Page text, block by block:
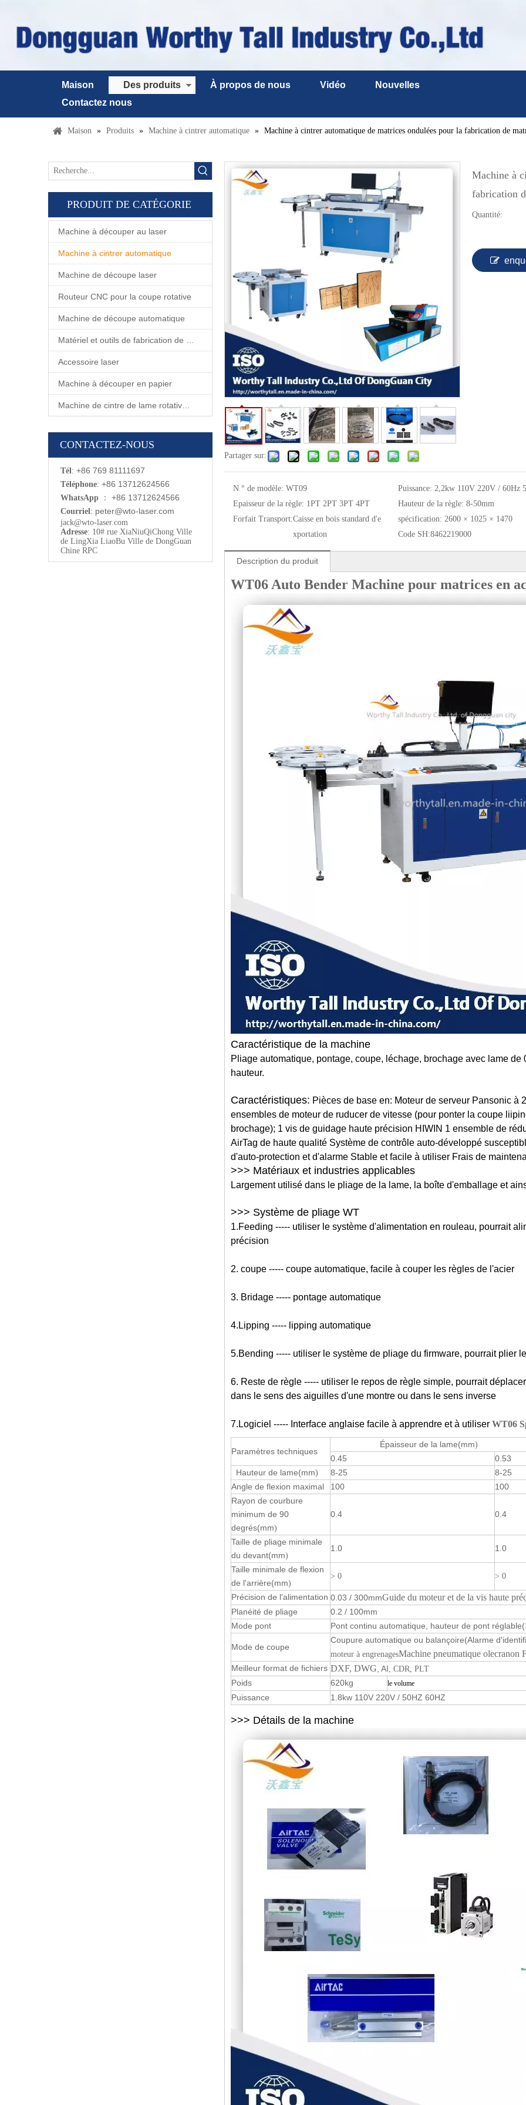
Maison Des produits À propos de nous Vidéo
Nouvelles
Contactez nous
Maison » Produits » Machine à cintrer automatique » Machine à cintrer automatique de matrices ondulées pour la fabrication de
PRODUIT DE CATÉGORIE
Machine à découper au laser
Machine à cintrer automatique
Machine de découpe laser
Routeur CNC pour la coupe rotative
Machine de découpe automatique
Accessoire laser
Machine à découper en papier
CONTACTEZ-NOUS
Tél: +86 769 81111697
Téléphone: +86 13712624566
WhatsApp ： +86 13712624566
Courriel: peter@wto-laser.com
jack@wto-laser.com
Adresse: 10# rue XiaNiuQiChong Ville
de LingXia LiaoBu Ville de DongGuan
Chine RPC
Partager sur:
Machine à
fabrication
Quantité:
N ° de modèle: WT09 Puissance: 2,2kw 110V 220V / 60Hz
Epaisseur de la règle: 1PT 2PT 3PT 4PT Hauteur de la règle: 8-50mm
Forfait Transport:Caisse en bois standard d'e
xportation
spécification: 2600 × 1025 × 1470
Code SH:8462219000
Description du produit
WT06 Auto Bender Machine pour matrices en
Caractéristique de la machine
Pliage automatique, pontage, coupe, léchage, brochage avec lame
hauteur.
Caractéristiques: Pièces de base en: Moteur de serveur Pansonic à
ensembles de moteur de ruducer de vitesse (pour ponter la coupe
brochage); 1 vis de guidage haute précision HIWIN 1 ensemble de
AirTag de haute qualité Système de contrôle auto-développé
d'auto-protection et d'alarme Stable et facile à utiliser Frais de
>>> Matériaux et industries applicables
Largement utilisé dans le pliage de la lame, la boîte d'emballage et
>>> Système de pliage WT
1.Feeding ----- utiliser le système d'alimentation en rouleau, pourrait
précision
2. coupe ----- coupe automatique, facile à couper les règles de l'acier
3. Bridage ----- pontage automatique
4.Lipping ----- lipping automatique
5.Bending ----- utiliser le système de pliage du firmware, pourrait plier
6. Reste de règle ----- utiliser le repos de règle simple, pourrait
dans le sens des aiguilles d'une montre ou dans le sens inverse
7.Logiciel ----- Interface anglaise facile à apprendre et à utiliser WT06
Paramètres techniques
Épaisseur de la lame(mm)
0.45
0.53
Hauteur de lame(mm) 8-25
8-25
Angle de flexion maximal
100
100
Rayon de courbure
minimum de 90
degrés(mm)
0.4 0.4
Taille de pliage minimale
du devant(mm)
1.0 1.0
Taille minimale de flexion
de l'arrière(mm)
> 0 > 0
Précision de l'alimentation 0.03 / 300mmGuide du moteur et de la vis haute
Planéité de pliage
0.2 / 100mm
Mode pont
Pont continu automatique, hauteur de pont réglable
Mode de coupe
Coupure automatique ou balançoire(Alarme
moteur à engrenagesMachine pneumatique olecranon
Meilleur format de fichiers DXF, DWG , AI, CDR, PLT
Poids 620kg le volume
Puissance 1.8kw 110V 220V / 50HZ 60HZ
>>> Détails de la machine